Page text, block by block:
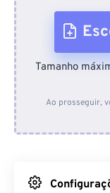
Tamanho
Ao prosseguir,